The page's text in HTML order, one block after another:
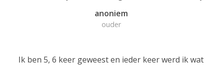
anoniem
ouder
Ik ben 5, 6 keer geweest en ieder keer werd ik wat